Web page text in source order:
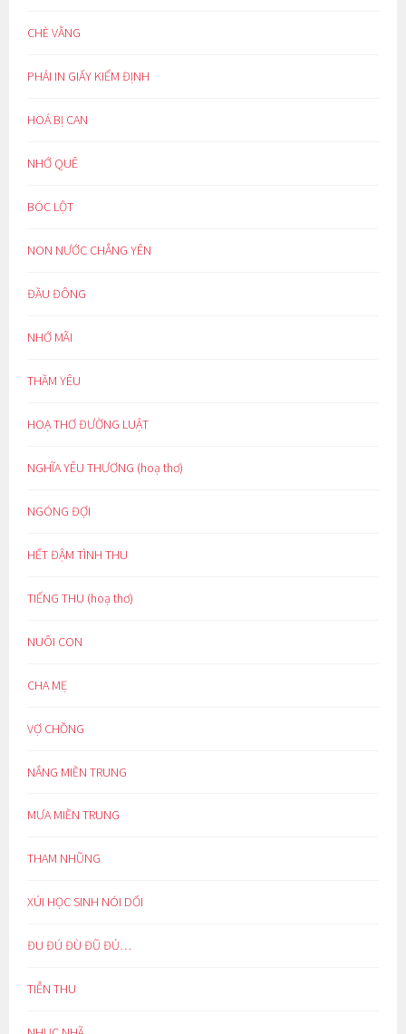
CHÈ VẰNG
PHẢI IN GIẤY KIỂM ĐỊNH
HOÁ BỊ CAN
NHỚ QUÊ
BÓC LỘT
NON NƯỚC CHẲNG YÊN
ĐẦU ĐÔNG
NHỚ MÃI
THẦM YÊU
HOẠ THƠ ĐƯỜNG LUẬT
NGHĨA YÊU THƯƠNG (hoạ thơ)
NGÓNG ĐỢI
HẾT ĐẬM TÌNH THU
TIẾNG THU (hoạ thơ)
NUÔI CON
CHA MẸ
VỢ CHỒNG
NẮNG MIỀN TRUNG
MƯA MIỀN TRUNG
THAM NHŨNG
XÚI HỌC SINH NÓI DỐI
ĐU ĐÚ ĐÙ ĐŨ ĐỦ…
TIỄN THU